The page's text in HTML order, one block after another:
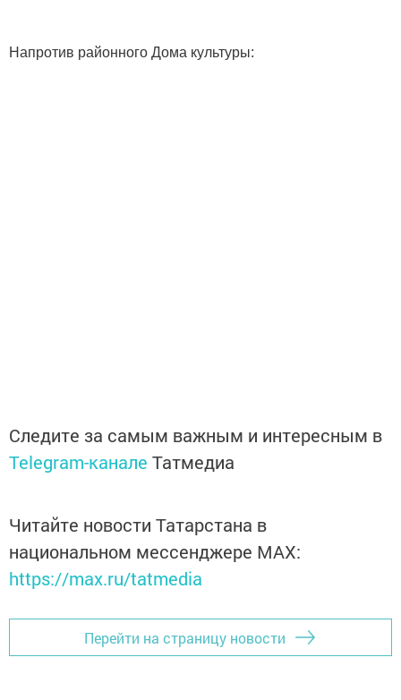
Напротив районного Дома культуры:
Следите за самым важным и интересным в
Telegram-канале Татмедиа
Читайте новости Татарстана в
национальном мессенджере MАХ:
https://max.ru/tatmedia
Перейти на страницу новости